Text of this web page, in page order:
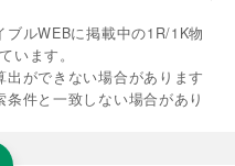
ルWEBに掲載中の1R/1K物
います。
ができない場合があります
件と一致しない場合があり